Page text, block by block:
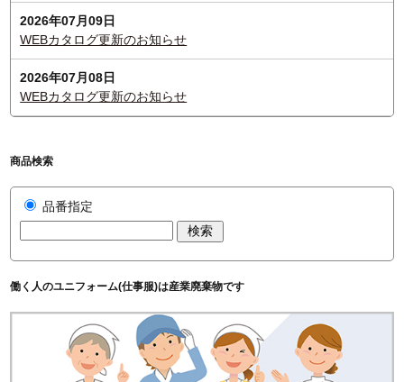
2026年07月09日
WEBカタログ更新のお知らせ
2026年07月08日
WEBカタログ更新のお知らせ
商品検索
品番指定
働く人のユニフォーム(仕事服)は産業廃棄物です